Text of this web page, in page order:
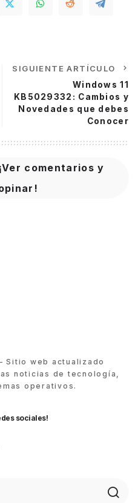
SIGUIENTE ARTÍCULO
Windows 11
KB5029332: Cambios y
Novedades que debes
Conocer
¡Ver comentarios y
Sitio web actualizado
noticias de tecnología,
operativos.
sociales!